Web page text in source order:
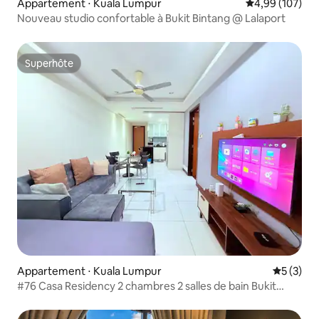
Appartement ⋅ Kuala Lumpur Évaluation
4,99 (107)
Nouveau studio confortable à Bukit Bintang @ Lalaport
Superhôte
Superhôte
Appartement ⋅ Kuala Lumpur
5 (3)
#76 Casa Residency 2 chambres 2 salles de bain Bukit